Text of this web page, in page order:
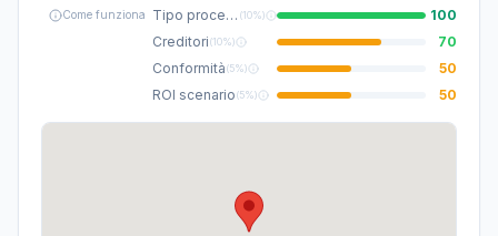
Come funziona
Tipo procedura (10%)
100
Creditori(10%)
70
Conformità(5%)
50
ROI scenario(5%) 50